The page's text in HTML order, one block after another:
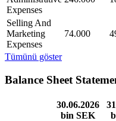
Expenses
Selling And
Marketing
Expenses
74.000
Tümünü göster
Balance Sheet
30.06.2026
bin SEK